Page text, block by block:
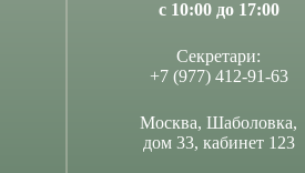
с 10:00 до 17:00
Секретари:
+7 (977) 412-91-63
Москва, Шаболовка,
дом 33, кабинет 123